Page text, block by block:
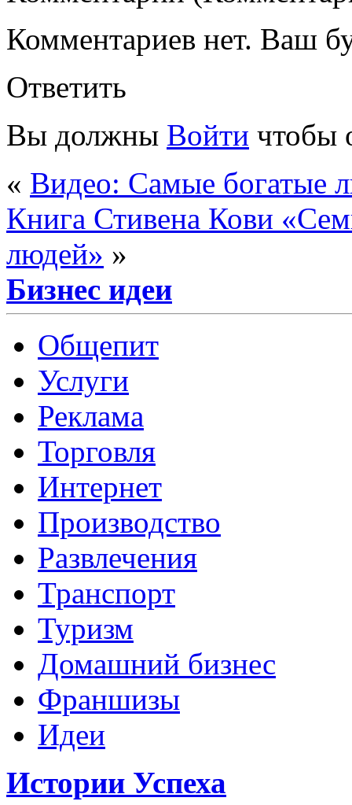
Комментариев нет. Ваш
Ответить
Вы должны Войти чтобы
« Видео: Самые богатые
Книга Стивена Кови
людей» »
Бизнес идеи
Общепит
Услуги
Реклама
Торговля
Интернет
Производство
Развлечения
Транспорт
Туризм
Домашний бизнес
Франшизы
Идеи
Истории Успеха